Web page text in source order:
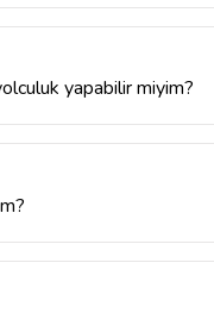
yapabilir miyim?